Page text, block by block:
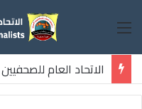
القائمة
الاتحاد العام
ثلاثة صحفيين